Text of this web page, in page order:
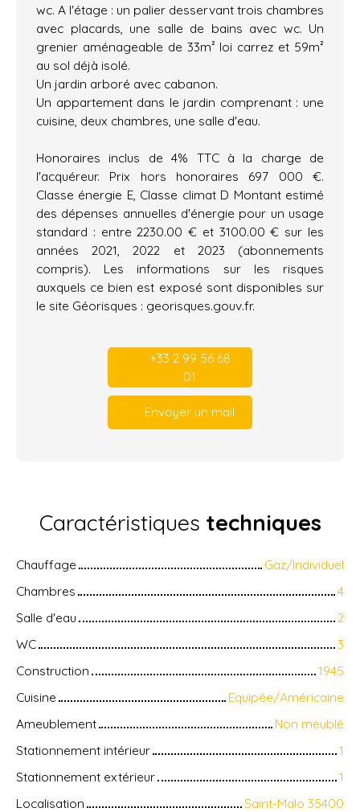
wc. A l'étage : un palier desservant trois chambres
avec placards, une salle de bains avec wc. Un
grenier aménageable de 33m² loi carrez et 59m²
au sol déjà isolé.
Un jardin arboré avec cabanon.
Un appartement dans le jardin comprenant : une
cuisine, deux chambres, une salle d'eau.
Honoraires inclus de 4% TTC à la charge de
l'acquéreur. Prix hors honoraires 697 000 €.
Classe énergie E, Classe climat D Montant estimé
des dépenses annuelles d'énergie pour un usage
standard : entre 2230.00 € et 3100.00 € sur les
années 2021, 2022 et 2023 (abonnements
compris). Les informations sur les risques
auxquels ce bien est exposé sont disponibles sur
le site Géorisques : georisques.gouv.fr.
+33 2 99 56 68
01
Envoyer un mail
Caractéristiques techniques
Chauffage
Gaz/Individuel
Chambres
4
Salle d'eau
2
WC
3
Construction
1945
Cuisine
Equipée/Américaine
Ameublement
Non meublé
Stationnement intérieur
1
Stationnement extérieur
1
Localisation
Saint-Malo 35400